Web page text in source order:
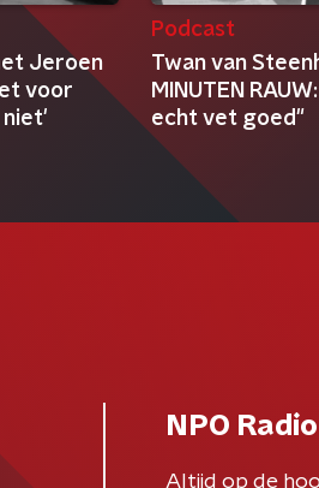
Jeroen
voor
niet'
Podcast
Twan van
MINUTEN
echt vet goed"
NPO
Altijd op de